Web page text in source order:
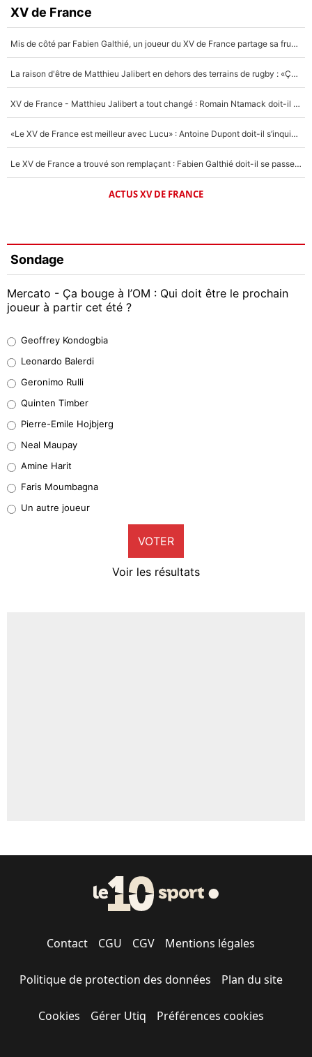
XV de France
Mis de côté par Fabien Galthié, un joueur du XV de France partage sa frustration : «ils ne me l’ont pas dit tout de suite»
La raison d'être de Matthieu Jalibert en dehors des terrains de rugby : «Ça m'atteint autant que si tu touches à un membre de ma famille»
XV de France - Matthieu Jalibert a tout changé : Romain Ntamack doit-il s’inquiéter pour sa place à un an de la Coupe du monde ?
«Le XV de France est meilleur avec Lucu» : Antoine Dupont doit-il s’inquiéter pour sa place ?
Le XV de France a trouvé son remplaçant : Fabien Galthié doit-il se passer d'Antoine Dupont ?
ACTUS XV DE FRANCE
Sondage
Mercato - Ça bouge à l’OM : Qui doit être le prochain
joueur à partir cet été ?
38%
32%
5%
1%
9%
Geoffrey Kondogbia
Leonardo Balerdi
Geronimo Rulli
Quinten Timber
Pierre-Emile Hojbjerg
Neal Maupay
Amine Harit
Faris Moumbagna
Un autre joueur
VOTER
Voir les résultats
Contact CGU CGV Mentions légales
Politique de protection des données Plan du site
Cookies Gérer Utiq Préférences cookies